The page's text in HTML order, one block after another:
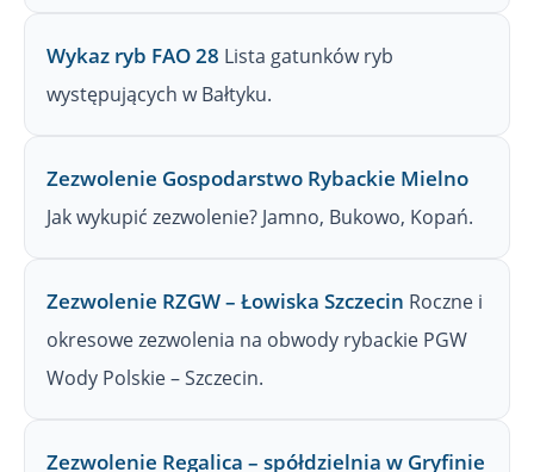
Wykaz ryb FAO 28 Lista gatunków ryb
występujących w Bałtyku.
Zezwolenie Gospodarstwo Rybackie Mielno
Jak wykupić zezwolenie? Jamno, Bukowo, Kopań.
Zezwolenie RZGW – Łowiska Szczecin Roczne i
okresowe zezwolenia na obwody rybackie PGW
Wody Polskie – Szczecin.
Zezwolenie Regalica – spółdzielnia w Gryfinie